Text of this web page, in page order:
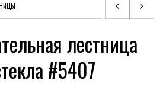
лестница
#5407